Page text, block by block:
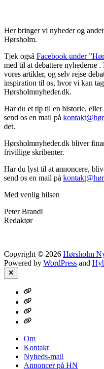
Her bringer vi nyheder og
Hørsholm.
Tjek også Facebook under
med til at debattere nyhederne
vores artikler, og selv rejse
inspiration til os, hvor vi kan
Hørsholmnyheder.dk.
Har du et tip til en historie, eller
send os en mail på
det.
Hørsholmnyheder.dk bliver
frivillige skribenter.
Har du lyst til at annoncere,
send os en mail på
Med venlig hilsen
Peter Brandi
Redaktør
Copyright © 2026 Hørsholm
Powered by WordPress and
Close
Om
Kontakt
Nyheds-
mail
Annoncer
HN
Om
Kontakt
Nyheds-mail
Annoncer på HN